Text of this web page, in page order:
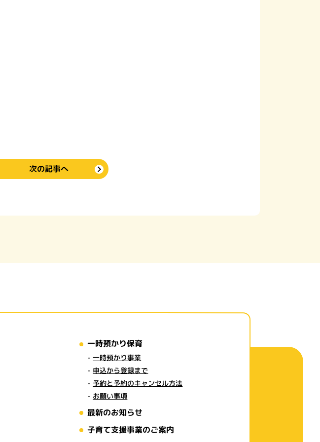
次の記事へ
一時預かり保育
一時預かり事業
申込から登録まで
予約と予約のキャンセル方法
お願い事項
最新のお知らせ
子育て支援事業のご案内